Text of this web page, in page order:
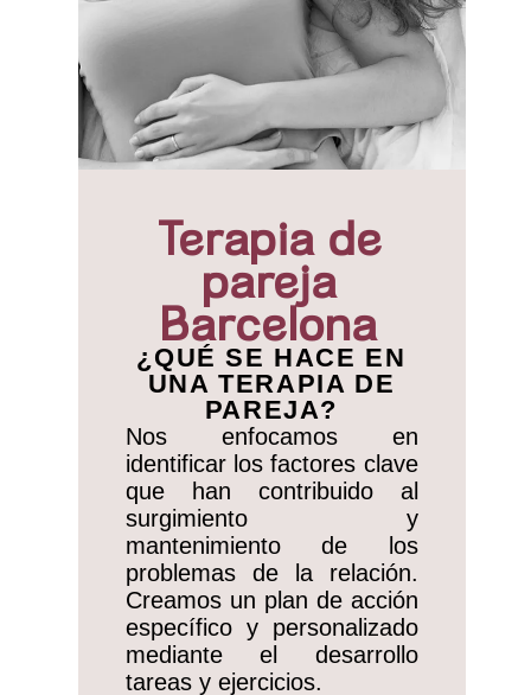
Terapia de
pareja
Barcelona
¿QUÉ SE HACE EN
UNA TERAPIA DE
PAREJA?
Nos enfocamos en
identificar los factores clave
que han contribuido al
surgimiento y
mantenimiento de los
problemas de la relación.
Creamos un plan de acción
específico y personalizado
mediante el desarrollo
tareas y ejercicios.